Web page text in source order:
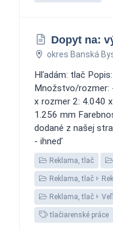
Dopyt na:
okres Banská
Hľadám: tlač
Množstvo/rozmer:
x rozmer 2: 4.040
1.256 mm
dodané z našej
- ihneď
Reklama, tlač
Reklama, tlač
Reklama, tlač
tlačiarenské práce